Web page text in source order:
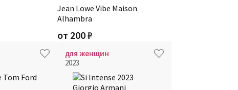
Jean Lowe Vibe Maison
Alhambra
от 200₽
для женщин
2023